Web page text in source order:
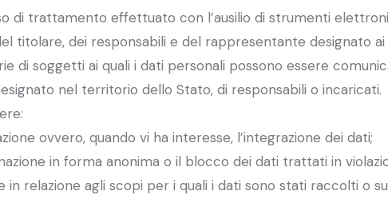
di trattamento effettuato con l’ausilio di strumenti
titolare, dei responsabili e del rappresentante designato ai
di soggetti ai quali i dati personali possono essere
nel territorio dello Stato, di responsabili o incaricati.
ovvero, quando vi ha interesse, l’integrazione dei dati;
in forma anonima o il blocco dei dati trattati in
in relazione agli scopi per i quali i dati sono stati raccolti o